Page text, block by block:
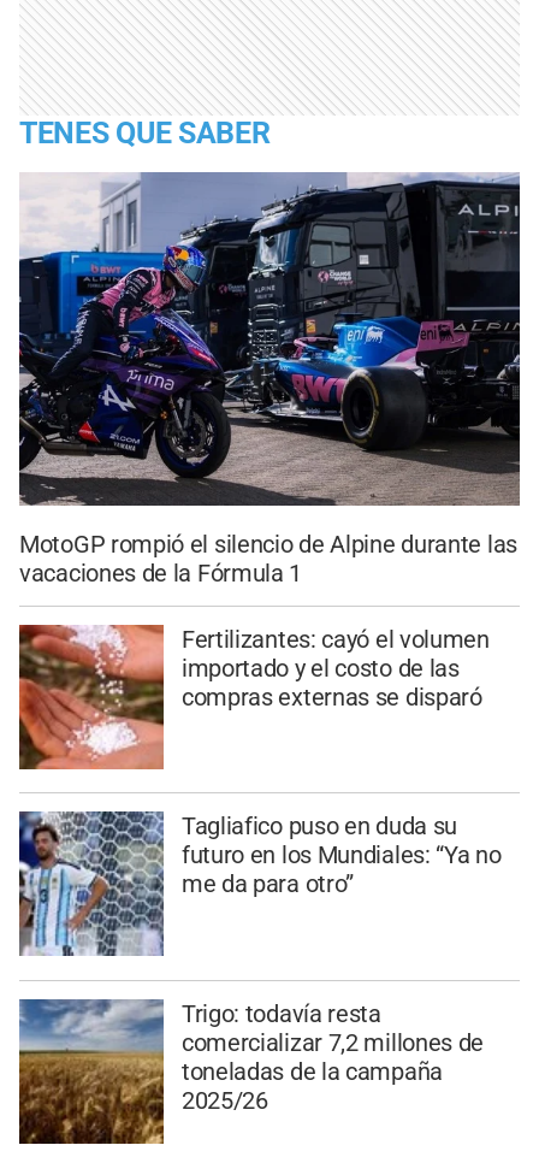
TENES QUE SABER
MotoGP rompió el silencio de Alpine durante las
vacaciones de la Fórmula 1
Fertilizantes: cayó el volumen
importado y el costo de las
compras externas se disparó
Tagliafico puso en duda su
futuro en los Mundiales: “Ya no
me da para otro”
Trigo: todavía resta
comercializar 7,2 millones de
toneladas de la campaña
2025/26